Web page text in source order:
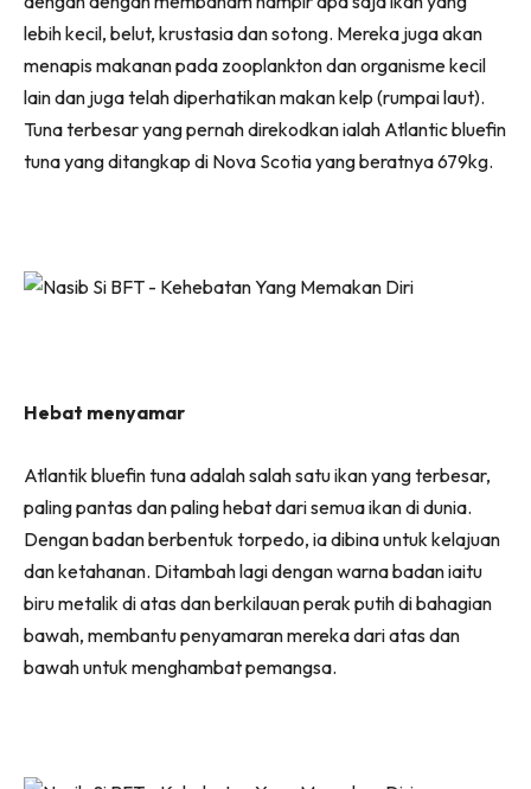
lebih kecil, belut, krustasia dan sotong. Mereka juga akan
menapis makanan pada zooplankton dan organisme kecil
lain dan juga telah diperhatikan makan kelp (rumpai laut).
Tuna terbesar yang pernah direkodkan ialah Atlantic bluefin
tuna yang ditangkap di Nova Scotia yang beratnya 679kg.
Hebat menyamar
Atlantik bluefin tuna adalah salah satu ikan yang terbesar,
paling pantas dan paling hebat dari semua ikan di dunia.
Dengan badan berbentuk torpedo, ia dibina untuk kelajuan
dan ketahanan. Ditambah lagi dengan warna badan iaitu
biru metalik di atas dan berkilauan perak putih di bahagian
bawah, membantu penyamaran mereka dari atas dan
bawah untuk menghambat pemangsa.